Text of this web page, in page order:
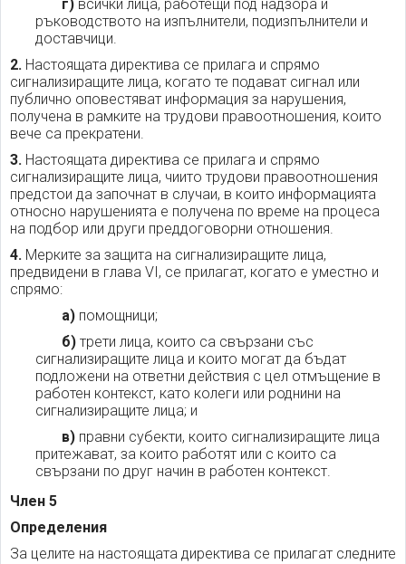
г)всички лица, работещи под надзора и
ръководството на изпълнители, подизпълнители и
доставчици.
2. Настоящата директива се прилага и спрямо
сигнализиращите лица, когато те подават сигнал или
публично оповестяват информация за нарушения,
получена в рамките на трудови правоотношения, които
вече са прекратени.
3. Настоящата директива се прилага и спрямо
сигнализиращите лица, чиито трудови правоотношения
предстои да започнат в случаи, в които информацията
относно нарушенията е получена по време на процеса
на подбор или други преддоговорни отношения.
4. Мерките за защита на сигнализиращите лица,
предвидени в глава VI, се прилагат, когато е уместно и
спрямо:
а)помощници;
б)трети лица, които са свързани със
сигнализиращите лица и които могат да бъдат
подложени на ответни действия с цел отмъщение в
работен контекст, като колеги или роднини на
сигнализиращите лица; и
в)правни субекти, които сигнализиращите лица
притежават, за които работят или с които са
свързани по друг начин в работен контекст.
Член 5
Определения
За целите на настоящата директива се прилагат следните